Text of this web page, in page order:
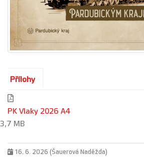
Přílohy
PK Vlaky 2026 A4
3,7 MB
16. 6. 2026 (Šauerová Naděžda)